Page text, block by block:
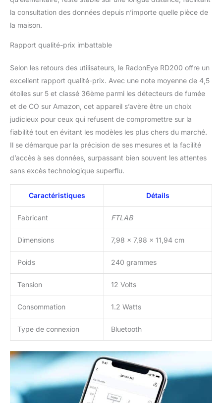
la consultation des données depuis n’importe quelle pièce de
la maison.
Rapport qualité-prix imbattable
Selon les retours des utilisateurs, le RadonEye RD200 offre un
excellent rapport qualité-prix. Avec une note moyenne de 4,5
étoiles sur 5 et classé 36ème parmi les détecteurs de fumée
et de CO sur Amazon, cet appareil s’avère être un choix
judicieux pour ceux qui refusent de compromettre sur la
fiabilité tout en évitant les modèles les plus chers du marché.
Il se démarque par la précision de ses mesures et la facilité
d’accès à ses données, surpassant bien souvent les attentes
sans excès technologique superflu.
Caractéristiques Détails
Fabricant FTLAB
Dimensions 7,98 x 7,98 x 11,94 cm
Poids 240 grammes
Tension 12 Volts
Consommation 1.2 Watts
Type de connexion Bluetooth